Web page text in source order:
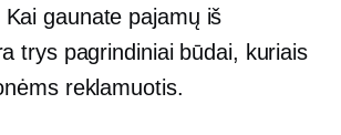
gaunate pajamų iš
trys pagrindiniai būdai, kuriais
reklamuotis.